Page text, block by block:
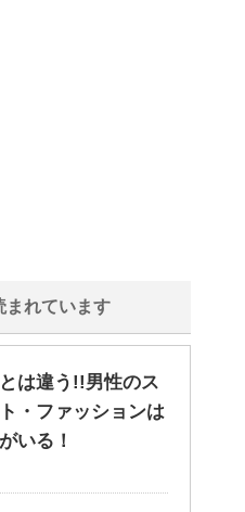
まれています
は違う!!男性のス
・ファッションは
いる！